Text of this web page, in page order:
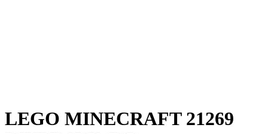
LEGO MINECRAFT 21269